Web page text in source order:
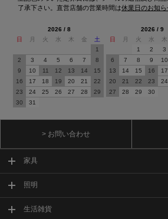
了承下さい。直営店舗の営業時間は休業日のお知ら
2026 / 8
日
月 火 水 木 金
土
1
2
3 4 5 6 7
8
9
10 11 12 13 14
15
16
17 18 19 20 21
22
23
24 25 26 27 28
29
30
31
2026 / 9
日
月 火 水 木
1
2 3
6
7 8 9 10
13
14 15 16 17
20
21 22 23 24
27
28 29 30
> お問い合わせ
家具
照明
生活雑貨